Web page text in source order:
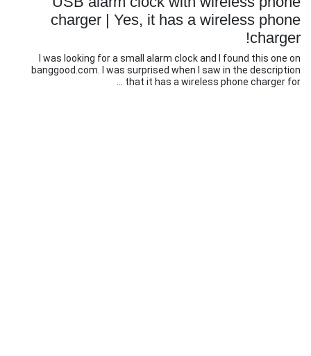
charger | Yes, it has a wireless phone
charger!
I was looking for a small alarm clock and I found this one on
banggood.com. I was surprised when I saw in the description
that it has a wireless phone charger for ...